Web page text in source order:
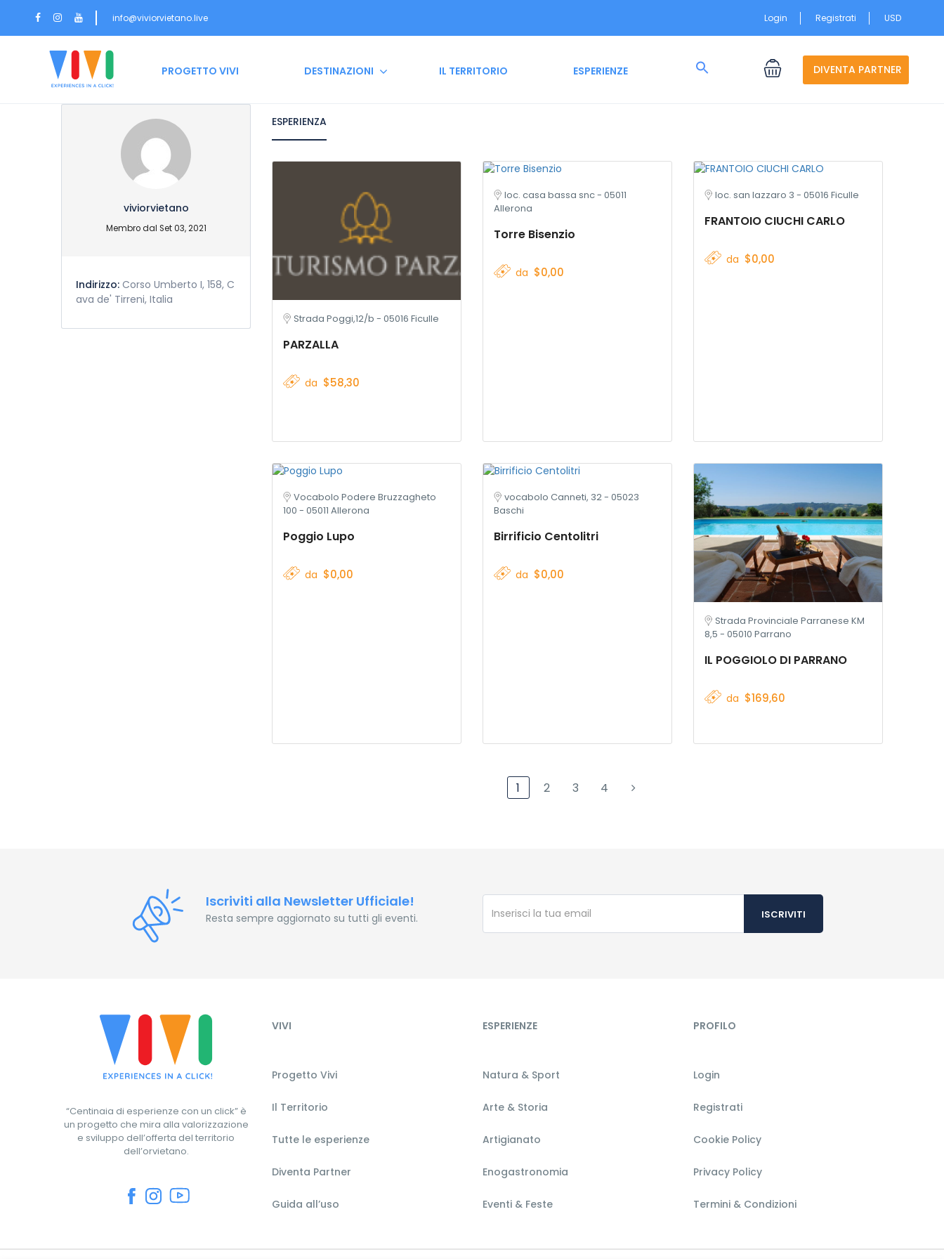
info@viviorvietano.live Login Registrati USD
HOME PROGETTO VIVI DESTINAZIONI IL TERRITORIO ESPERIENZE
Search
Search Button
DIVENTA PARTNER
viviorvietano
Membro dal Set 03, 2021
Indirizzo: Corso Umberto I, 158, C
ava de' Tirreni, Italia
ESPERIENZA
Strada Poggi,12/b - 05016 Ficulle
PARZALLA
da $58,30
loc. casa bassa snc - 05011
Allerona
Torre Bisenzio
da $0,00
loc. san lazzaro 3 - 05016 Ficulle
FRANTOIO CIUCHI CARLO
da $0,00
Vocabolo Podere Bruzzagheto
100 - 05011 Allerona
Poggio Lupo
da $0,00
vocabolo Canneti, 32 - 05023
Baschi
Birrificio Centolitri
da $0,00
Strada Provinciale Parranese KM
8,5 - 05010 Parrano
IL POGGIOLO DI PARRANO
da $169,60
1 2 3 4
Iscriviti alla Newsletter Ufficiale!
Resta sempre aggiornato su tutti gli eventi.
“Centinaia di esperienze con un click” è
un progetto che mira alla valorizzazione
e sviluppo dell’offerta del territorio
dell’orvietano.
VIVI
Progetto Vivi
Il Territorio
Tutte le esperienze
Diventa Partner
Guida all’uso
ESPERIENZE
Natura & Sport
Arte & Storia
Artigianato
Enogastronomia
Eventi & Feste
PROFILO
Login
Registrati
Cookie Policy
Privacy Policy
Termini & Condizioni